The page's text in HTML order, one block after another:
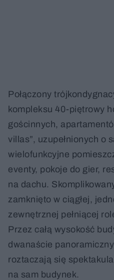
Połączony
kompleksu 40-piętrowy
gościnnych,
villas”, uzupełnionych o
wielofunkcyjne
eventy, pokoje do gier,
na dachu.
zamknięto w ciągłej,
zewnętrznej pełniącej
Przez całą wysokość
dwanaście
roztaczają się
na sam budynek.